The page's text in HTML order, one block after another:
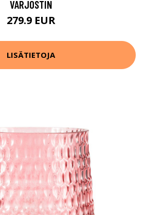
VARJOSTIN
279.9 EUR
LISÄTIETOJA